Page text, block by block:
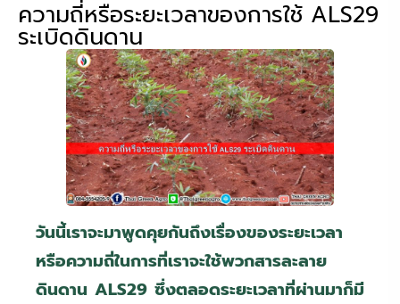
ความถี่หรือระยะเวลาของการใช้ ALS29
ระเบิดดินดาน
วันนี้เราจะมาพูดคุยกันถึงเรื่องของระยะเวลา
หรือความถี่ในการที่เราจะใช้พวกสารละลาย
ดินดาน ALS29 ซึ่งตลอดระยะเวลาที่ผ่านมาก็มี